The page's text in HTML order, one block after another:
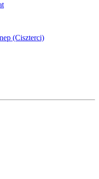
(Ciszterci)